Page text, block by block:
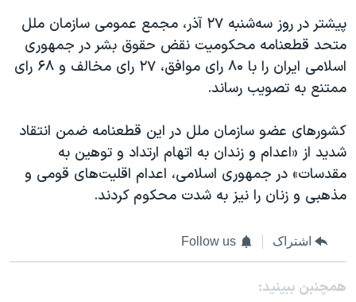
پیشتر در روز سه‌شنبه ۲۷ آذر، مجمع عمومی سازمان ملل
متحد قطعنامه محکومیت نقض حقوق بشر در جمهوری
اسلامی ایران را با ۸۰ رای موافق، ۲۷ رای مخالف و ۶۸ رای
ممتنع به تصویب رساند.
کشورهای عضو سازمان ملل در این قطعنامه ضمن انتقاد
شدید از «اعدام و زندان به اتهام ارتداد و توهین به
مقدسات» در جمهوری اسلامی، اعدام اقلیت‌های قومی و
مذهبی و زنان را نیز به شدت محکوم کردند.
اشتراک Follow us
همچنبن ببینید: